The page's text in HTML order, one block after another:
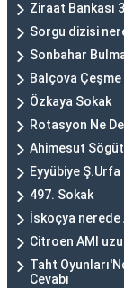
Ziraat Bankası
Sorgu dizisi
Sonbahar
Balçova Çeşme
Özkaya Sokak
Rotasyon Ne
Ahimesut
Eyyübiye Ş.Urfa
497. Sokak
İskoçya nerede
Citroen AMI
Taht
Cevabı